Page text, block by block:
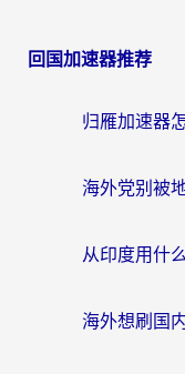
回国加速器推荐